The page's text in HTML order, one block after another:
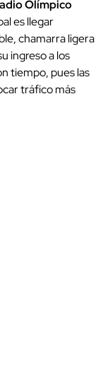
Olímpico
es llegar
chamarra ligera
ingreso a los
tiempo, pues las
tráfico más